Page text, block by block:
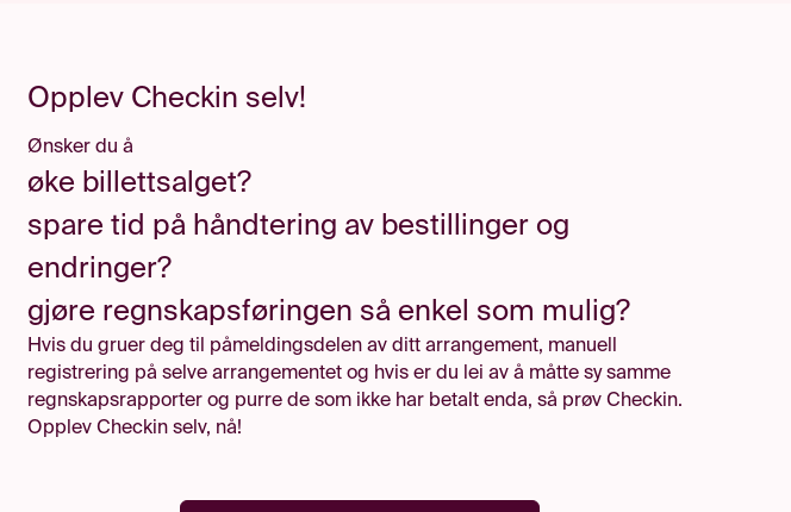
Opplev Checkin selv!
Ønsker du å
øke billettsalget?
spare tid på håndtering av bestillinger og
endringer?
gjøre regnskapsføringen så enkel som mulig?
Hvis du gruer deg til påmeldingsdelen av ditt arrangement, manuell
registrering på selve arrangementet og hvis er du lei av å måtte sy samme
regnskapsrapporter og purre de som ikke har betalt enda, så prøv Checkin.
Opplev Checkin selv, nå!